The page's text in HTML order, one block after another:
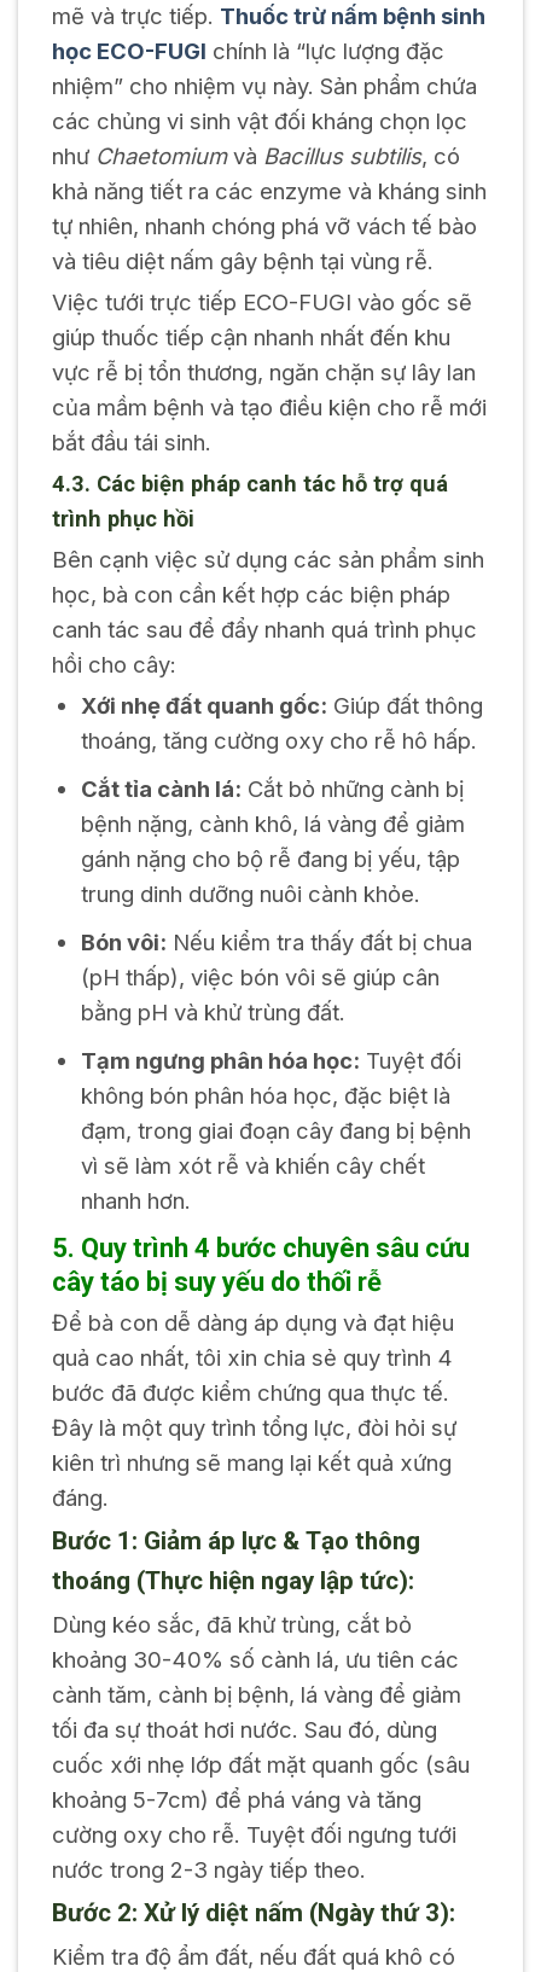
mẽ và trực tiếp. Thuốc trừ nấm bệnh sinh
học ECO-FUGI chính là “lực lượng đặc
nhiệm” cho nhiệm vụ này. Sản phẩm chứa
các chủng vi sinh vật đối kháng chọn lọc
như Chaetomiumvà Bacillus subtilis, có
khả năng tiết ra các enzyme và kháng sinh
tự nhiên, nhanh chóng phá vỡ vách tế bào
và tiêu diệt nấm gây bệnh tại vùng rễ.
Việc tưới trực tiếp ECO-FUGI vào gốc sẽ
giúp thuốc tiếp cận nhanh nhất đến khu
vực rễ bị tổn thương, ngăn chặn sự lây lan
của mầm bệnh và tạo điều kiện cho rễ mới
bắt đầu tái sinh.
4.3. Các biện pháp canh tác hỗ trợ quá
trình phục hồi
Bên cạnh việc sử dụng các sản phẩm sinh
học, bà con cần kết hợp các biện pháp
canh tác sau để đẩy nhanh quá trình phục
hồi cho cây:
Xới nhẹ đất quanh gốc: Giúp đất thông
thoáng, tăng cường oxy cho rễ hô hấp.
Cắt tỉa cành lá: Cắt bỏ những cành bị
bệnh nặng, cành khô, lá vàng để giảm
gánh nặng cho bộ rễ đang bị yếu, tập
trung dinh dưỡng nuôi cành khỏe.
Bón vôi: Nếu kiểm tra thấy đất bị chua
(pH thấp), việc bón vôi sẽ giúp cân
bằng pH và khử trùng đất.
Tạm ngưng phân hóa học: Tuyệt đối
không bón phân hóa học, đặc biệt là
đạm, trong giai đoạn cây đang bị bệnh
vì sẽ làm xót rễ và khiến cây chết
nhanh hơn.
5. Quy trình 4 bước chuyên sâu cứu
cây táo bị suy yếu do thối rễ
Để bà con dễ dàng áp dụng và đạt hiệu
quả cao nhất, tôi xin chia sẻ quy trình 4
bước đã được kiểm chứng qua thực tế.
Đây là một quy trình tổng lực, đòi hỏi sự
kiên trì nhưng sẽ mang lại kết quả xứng
đáng.
Bước 1: Giảm áp lực & Tạo thông
thoáng (Thực hiện ngay lập tức):
Dùng kéo sắc, đã khử trùng, cắt bỏ
khoảng 30-40% số cành lá, ưu tiên các
cành tăm, cành bị bệnh, lá vàng để giảm
tối đa sự thoát hơi nước. Sau đó, dùng
cuốc xới nhẹ lớp đất mặt quanh gốc (sâu
khoảng 5-7cm) để phá váng và tăng
cường oxy cho rễ. Tuyệt đối ngưng tưới
nước trong 2-3 ngày tiếp theo.
Bước 2: Xử lý diệt nấm (Ngày thứ 3):
Kiểm tra độ ẩm đất, nếu đất quá khô có